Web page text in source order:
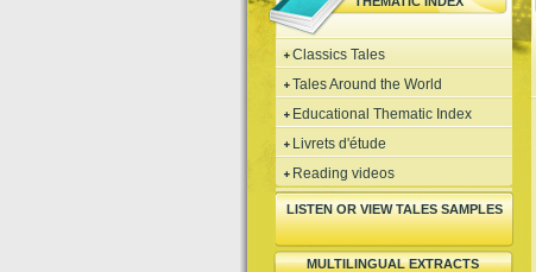
Classics Tales
Tales Around the World
Educational Thematic Index
Livrets d'étude
Reading videos
LISTEN OR VIEW TALES SAMPLES
MULTILINGUAL EXTRACTS